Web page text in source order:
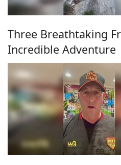
Three Breathtaking
Incredible Adventure